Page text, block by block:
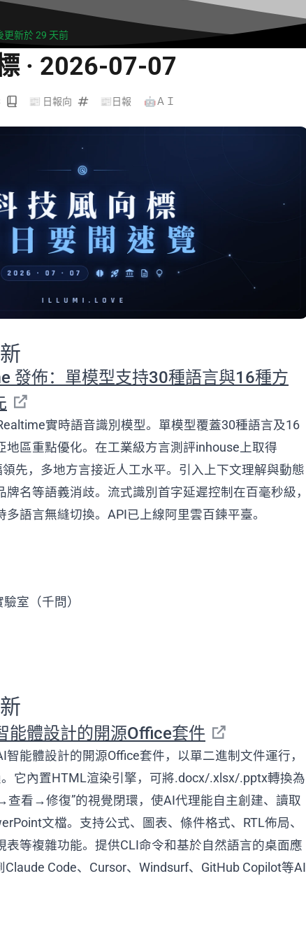
更新於 29 天前
· 2026-07-07
📰 日報向 📰日報 🤖ＡＩ
發佈：單模型支持30種語言與16種方
實時語音識別模型。單模型覆蓋30種語言及16
地區重點優化。在工業級方言測評inhouse上取得
先，多地方言接近人工水平。引入上下文理解與動態
名等語義消歧。流式識別首字延遲控制在百毫秒級，
語言無縫切換。API已上線阿里雲百鍊平臺。
室（千問）
能體設計的開源Office套件
能體設計的開源Office套件，以單二進制文件運行，
它內置HTML渲染引擎，可將.docx/.xlsx/.pptx轉換為
查看→修復”的視覺閉環，使AI代理能自主創建、讀取
文檔。支持公式、圖表、條件格式、RTL佈局、
表等複雜功能。提供CLI命令和基於自然語言的桌面應
Code、Cursor、Windsurf、GitHub Copilot等AI